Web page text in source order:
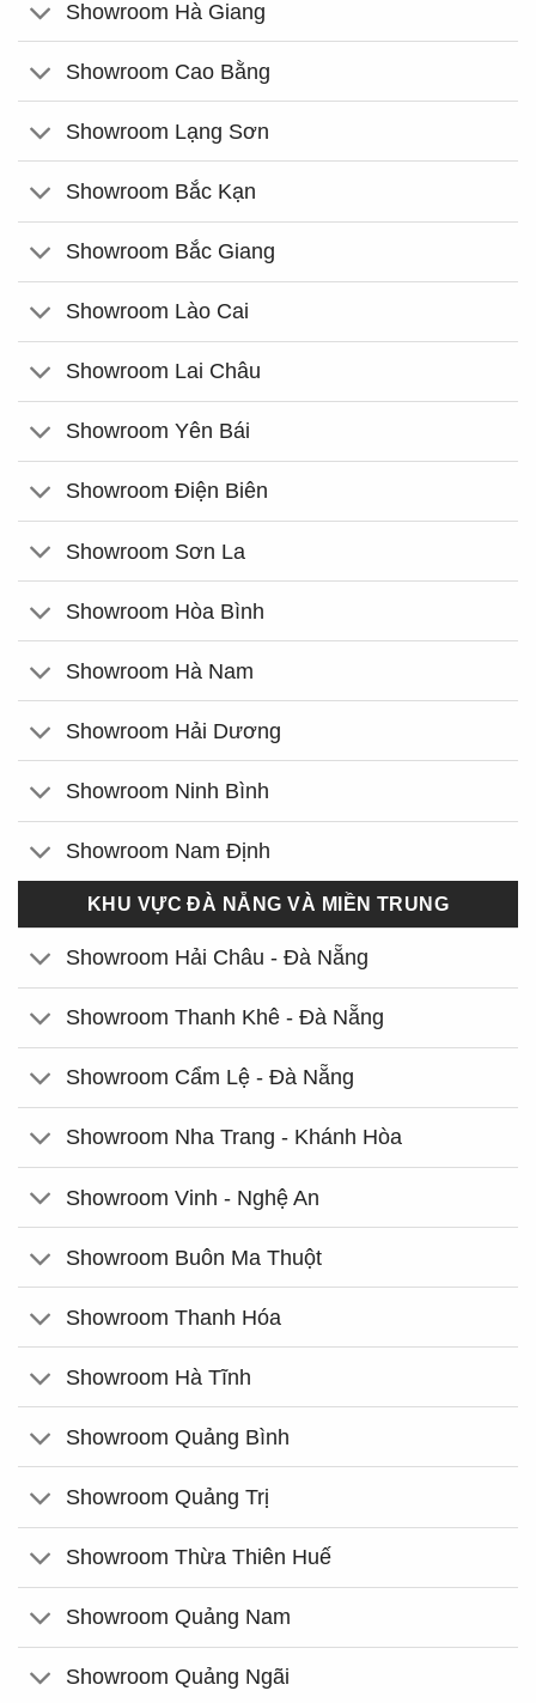
Showroom Hà Giang
Showroom Cao Bằng
Showroom Lạng Sơn
Showroom Bắc Kạn
Showroom Bắc Giang
Showroom Lào Cai
Showroom Lai Châu
Showroom Yên Bái
Showroom Điện Biên
Showroom Sơn La
Showroom Hòa Bình
Showroom Hà Nam
Showroom Hải Dương
Showroom Ninh Bình
Showroom Nam Định
KHU VỰC ĐÀ NẴNG VÀ MIỀN TRUNG
Showroom Hải Châu - Đà Nẵng
Showroom Thanh Khê - Đà Nẵng
Showroom Cẩm Lệ - Đà Nẵng
Showroom Nha Trang - Khánh Hòa
Showroom Vinh - Nghệ An
Showroom Buôn Ma Thuột
Showroom Thanh Hóa
Showroom Hà Tĩnh
Showroom Quảng Bình
Showroom Quảng Trị
Showroom Thừa Thiên Huế
Showroom Quảng Nam
Showroom Quảng Ngãi